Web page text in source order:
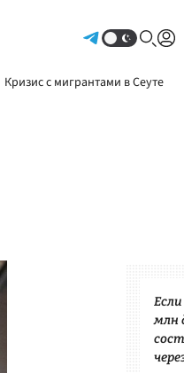
Кризис с мигрантами в Сеуте
млн